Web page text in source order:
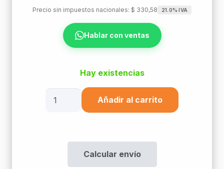
Precio sin impuestos nacionales: $ 330,58 21.0% IVA
Hablar con ventas
Hay existencias
Corrugado
Añadir al carrito
Calcular envío